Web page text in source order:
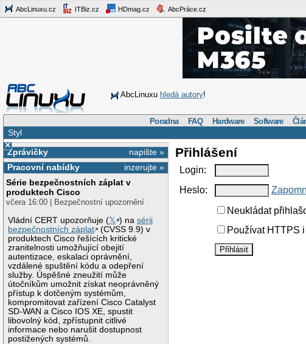
AbcLinuxu.cz ITBiz.cz HDmag.cz AbcPráce.cz
AbcLinuxu hledá autory!
Poradna FAQ Hardware Software
Styl
×
napište »
Zprávičky
inzerujte »
Pracovní nabídky
Série bezpečnostních záplat v
produktech Cisco
včera 16:00 | Bezpečnostní upozornění
Vládní CERT upozorňuje (𝕏 ) nasérii
bezpečnostních záplat
(CVSS 9.9) v
produktech Cisco řešících kritické
zranitelnosti umožňující obejití
autentizace, eskalaci oprávnění,
vzdálené spuštění kódu a odepření
služby. Úspěšné zneužití může
útočníkům umožnit získat neoprávněný
přístup k dotčeným systémům,
kompromitovat zařízení Cisco Catalyst
SD-WAN a Cisco IOS XE, spustit
libovolný kód, zpřístupnit citlivé
informace nebo narušit dostupnost
postižených systémů.
Přihlášení
Login:
Heslo:
Neukládat
Používat HTTPS